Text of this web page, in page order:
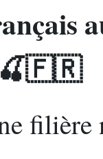
🍒🇫🇷
filière